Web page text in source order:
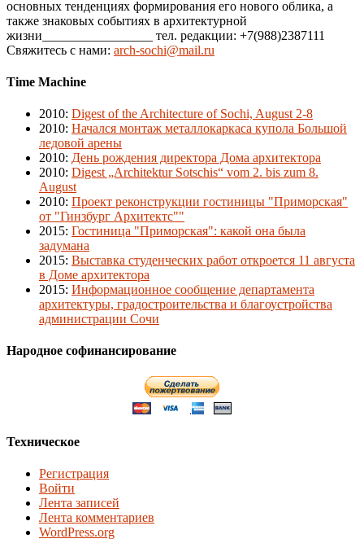
основных тенденциях формирования его нового облика, а
также знаковых событиях в архитектурной
жизни_________________ тел. редакции: +7(988)2387111
Свяжитесь с нами: arch-sochi@mail.ru
Time Machine
2010: Digest of the Architecture of Sochi, August 2-8
2010: Начался монтаж металлокаркаса купола Большой
ледовой арены
2010: День рождения директора Дома архитектора
2010: Digest „Architektur Sotschis“ vom 2. bis zum 8.
August
2010: Проект реконструкции гостиницы "Приморская"
от "Гинзбург Архитектс""
2015: Гостиница "Приморская": какой она была
задумана
2015: Выставка студенческих работ откроется 11 августа
в Доме архитектора
2015: Информационное сообщение департамента
архитектуры, градостроительства и благоустройства
администрации Сочи
Народное софинансирование
Техническое
Регистрация
Войти
Лента записей
Лента комментариев
WordPress.org